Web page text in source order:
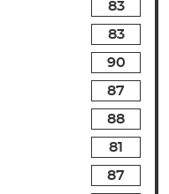
83
83
90
87
88
81
87